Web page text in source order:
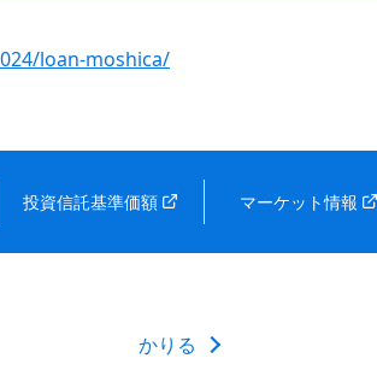
loan-moshica/
投資信託基準価額 マーケット情報
かりる